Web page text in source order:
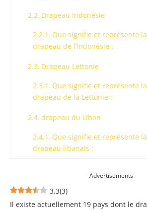
Drapeau Indonésie
Que signifie et représente
drapeau de l’Indonésie :
Drapeau Lettonie
Que signifie et représente
drapeau de la Lettonie :
drapeau du Liban
Que signifie et représente
drapeau libanais :
Que signifie et représente la
Advertisements
3.3(3)
Il existe actuellement 19 pays dont le